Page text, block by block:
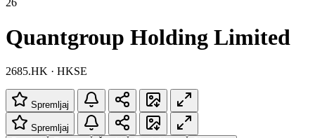
26
Quantgroup Holding Limited
2685.HK · HKSE
Spremljaj
Spremljaj